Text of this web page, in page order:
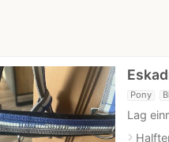
Pony
Lag
navigate_next